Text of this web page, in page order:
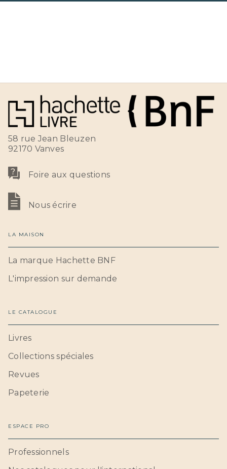
58 rue Jean Bleuzen
92170 Vanves
Foire aux questions
Nous écrire
LA MAISON
La marque Hachette BNF
L'impression sur demande
LE CATALOGUE
Livres
Collections spéciales
Revues
Papeterie
ESPACE PRO
Professionnels